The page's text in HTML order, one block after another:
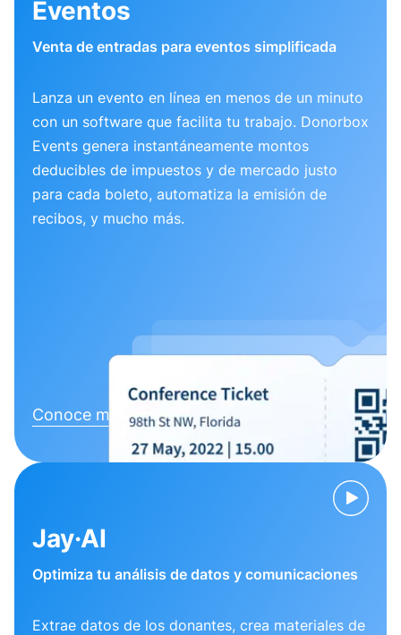
Eventos
Venta de entradas para eventos simplificada
Lanza un evento en línea en menos de un minuto
con un software que facilita tu trabajo. Donorbox
Events genera instantáneamente montos
deducibles de impuestos y de mercado justo
para cada boleto, automatiza la emisión de
recibos, y mucho más.
Conoce más
Jay·AI
Optimiza tu análisis de datos y comunicaciones
Extrae datos de los donantes, crea materiales de